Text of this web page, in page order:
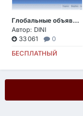
Глобальные объявления v2
Автор: DINI
33 061
0
БЕСПЛАТНЫЙ